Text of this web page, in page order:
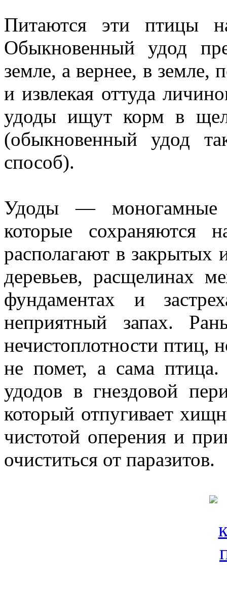
Питаются эти птицы
Обыкновенный удод
земле, а вернее, в
и извлекая оттуда
удоды ищут корм в
(обыкновенный удод
способ).
Удоды — моногамные
которые сохраняются
располагают в закрытых
деревьев, расщелинах
фундаментах и
неприятный запах.
нечистоплотности птиц,
не помет, а сама
удодов в гнездовой
который отпугивает
чистотой оперения и
очиститься от паразитов.